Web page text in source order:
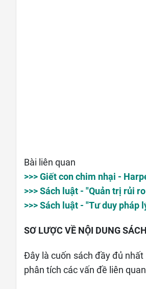
Bài liên quan
>>> Giết con chim nhại -
>>> Sách luật - "Quản trị rủi
>>> Sách luật - "Tư duy pháp
SƠ LƯỢC VỀ NỘI DUNG SÁCH
Đây là cuốn sách đầy đủ
phân tích các vấn đề liên